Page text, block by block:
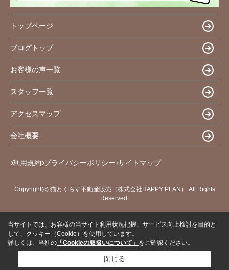
トップページ
ブログトップ
お客様の声一覧
スタッフ一覧
アクセスマップ
会社概要
利用規約 プライバシーポリシー サイトマップ
Copyright(c) 猫とくらす不動産販売（株式会社HAPPY PLAN） All Rights
Reserved.
当サイトでは、お客様の当サイト利用状況把握、サービス向上検討を目的と
して、クッキー（Cookie）を使用しています。
詳しくは、当社の 「Cookieの取扱いについて」 をご確認ください。
閉じる